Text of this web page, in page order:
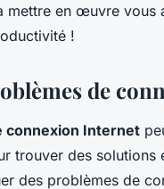
mettre en œuvre vous
!
de
connexion Internet
trouver des solutions
des problèmes de